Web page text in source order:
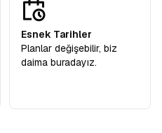
Esnek Tarihler
Planlar değişebilir, biz
daima buradayız.